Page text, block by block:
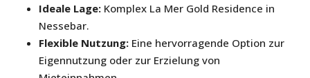
Ideale Lage: Komplex La Mer Gold Residence in
Nessebar.
Flexible Nutzung: Eine hervorragende Option zur
Eigennutzung oder zur Erzielung von